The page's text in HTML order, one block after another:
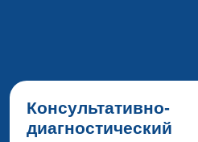
Консультативно-
диагностический